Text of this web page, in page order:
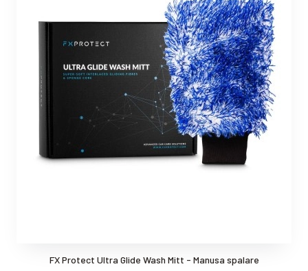
FX Protect Ultra Glide Wash Mitt - Manusa spalare